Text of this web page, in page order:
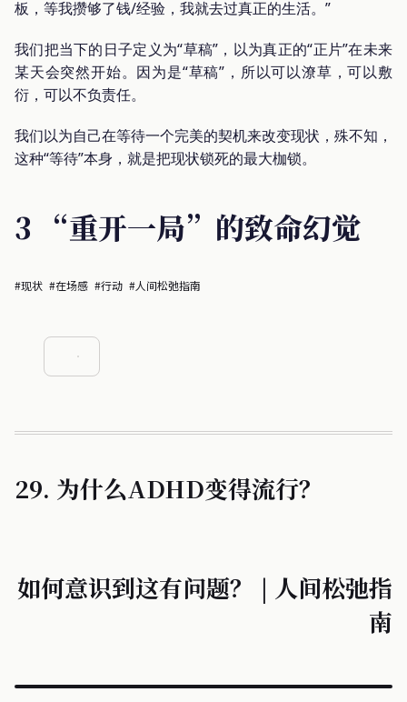
板，等我攒够了钱/经验，我就去过真正的生活。”
我们把当下的日子定义为“草稿”，以为真正的“正片”在未来
某天会突然开始。因为是“草稿”，所以可以潦草，可以敷
衍，可以不负责任。
我们以为自己在等待一个完美的契机来改变现状，殊不知，
这种“等待”本身，就是把现状锁死的最大枷锁。
3 “重开一局”的致命幻觉
#现状 #在场感 #行动 #人间松弛指南
29. 为什么ADHD变得流行？
如何意识到这有问题？ | 人间松弛指
南